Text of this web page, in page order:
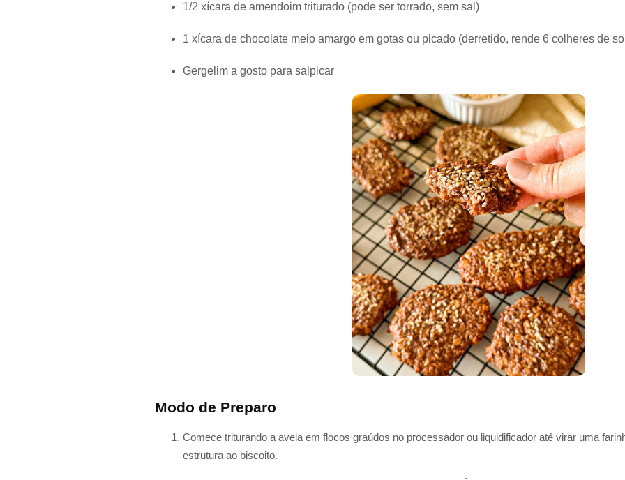
1/2 xícara de amendoim triturado (pode ser torrado, sem sal)
1 xícara de chocolate meio amargo em gotas ou picado (derretido, rende 6 colheres de
Gergelim a gosto para salpicar
Modo de Preparo
Comece triturando a aveia em flocos graúdos no processador ou liquidificador até virar uma
estrutura ao biscoito.